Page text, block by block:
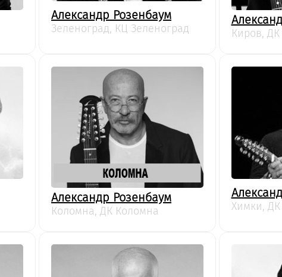
Александр Розенбаум
Зеленоград, КЦ Зеленоград Киров,
Александр Розенбаум
Коломна, ДК Коломна Химки,